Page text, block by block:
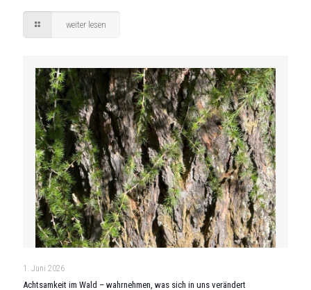
weiter lesen
1. Juni 2026
Achtsamkeit im Wald – wahrnehmen, was sich in uns verändert